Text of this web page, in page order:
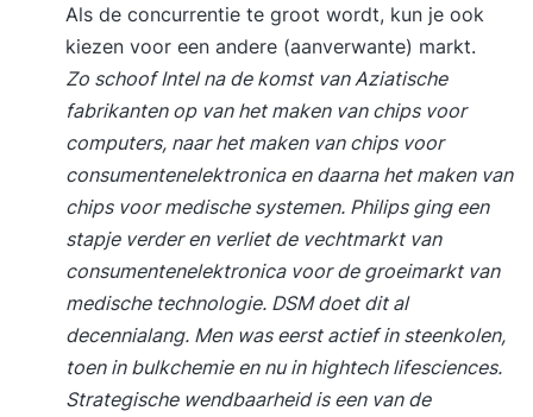
Amsterdam, Gemeente Eindhoven UMCG,
Hogeschool Rotterdam, Hogeschool Den Haag
APMG Franklin Covey Agile Consortium IPMA
RSM Erasmus Universiteit Agile Holland Agile &
Als de concurrentie te groot wordt, kun je ook
kiezen voor een andere (aanverwante) markt.
Zo schoof Intel na de komst van Aziatische
fabrikanten op van het maken van chips voor
computers, naar het maken van chips voor
consumentenelektronica en daarna het maken van
chips voor medische systemen. Philips ging een
stapje verder en verliet de vechtmarkt van
consumentenelektronica voor de groeimarkt van
medische technologie. DSM doet dit al
decennialang. Men was eerst actief in steenkolen,
toen in bulkchemie en nu in hightech lifesciences.
Strategische wendbaarheid is een van de